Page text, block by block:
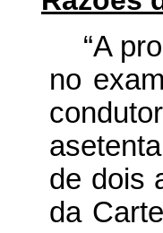
“A
no
de dois
da